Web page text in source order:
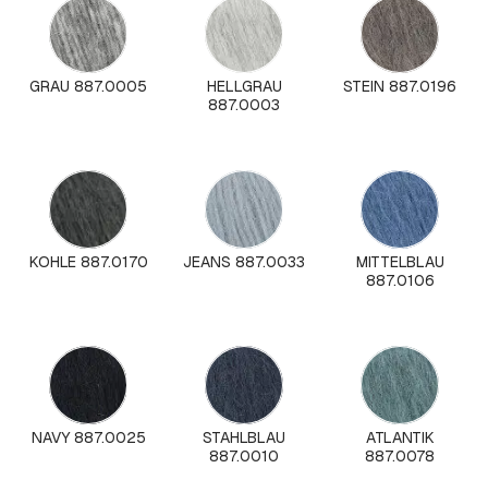
GRAU 887.0005
HELLGRAU
887.0003
STEIN 887.0196
KOHLE 887.0170 JEANS 887.0033
MITTELBLAU
887.0106
NAVY 887.0025
STAHLBLAU
887.0010
ATLANTIK
887.0078